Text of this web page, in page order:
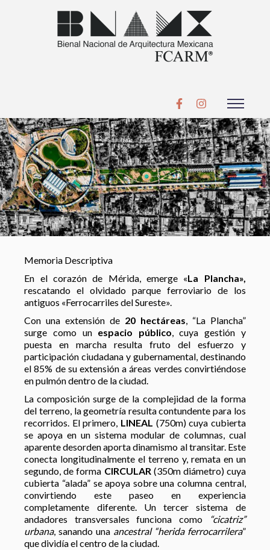
Memoria Descriptiva
En el corazón de Mérida, emerge «La Plancha»,
rescatando el olvidado parque ferroviario de los
antiguos «Ferrocarriles del Sureste».
Con una extensión de 20 hectáreas, “La Plancha”
surge como un espacio público, cuya gestión y
puesta en marcha resulta fruto del esfuerzo y
participación ciudadana y gubernamental, destinando
el 85% de su extensión a áreas verdes convirtiéndose
en pulmón dentro de la ciudad.
La composición surge de la complejidad de la forma
del terreno, la geometría resulta contundente para los
recorridos. El primero, LINEAL (750m) cuya cubierta
se apoya en un sistema modular de columnas, cual
aparente desorden aporta dinamismo al transitar. Este
conecta longitudinalmente el terreno y, remata en un
segundo, de forma CIRCULAR(350m diámetro) cuya
cubierta “alada” se apoya sobre una columna central,
convirtiendo este paseo en experiencia
completamente diferente. Un tercer sistema de
andadores transversales funciona como
“cicatriz”
urbana, sanando una ancestral “herida ferrocarrilera”
que dividía el centro de la ciudad.